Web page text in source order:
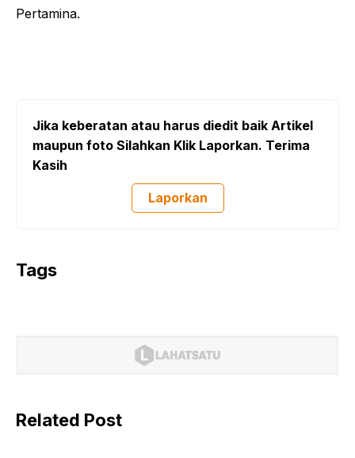
Pertamina.
Jika keberatan atau harus diedit baik Artikel
maupun foto Silahkan Klik Laporkan. Terima
Kasih
Laporkan
Tags
Related Post